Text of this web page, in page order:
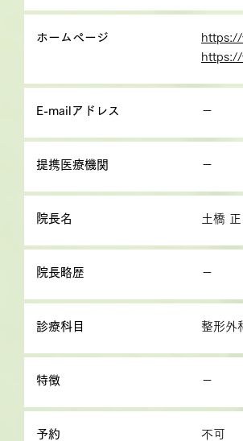
ホームページ
E-mailアドレス －
提携医療機関 －
院長名 土橋 正
院長略歴 －
診療科目 整形外
特徴 －
予約
不可